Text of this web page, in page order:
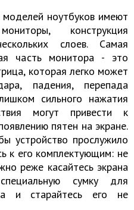
ноутбуков имеют
конструкция
слоев. Самая
часть монитора - это
которая легко может
падения, перепада
сильного нажатия
могут привести к
пятен на экране.
устройство прослужило
к его комплектующим: не
реже касайтесь экрана
сумку для
и старайтесь его не